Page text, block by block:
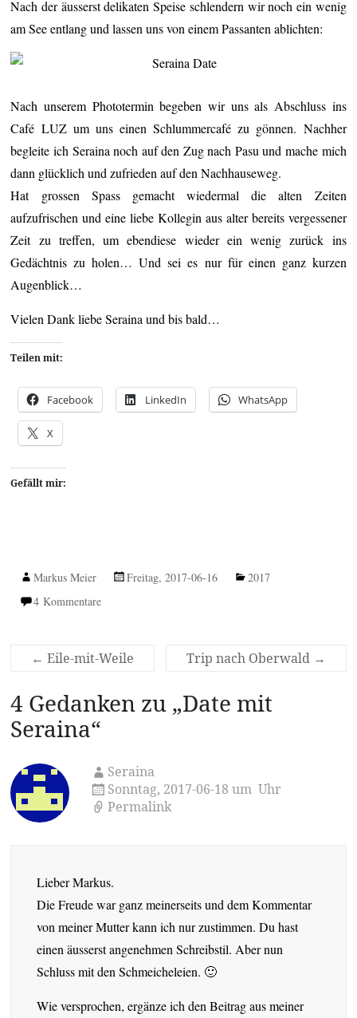
Nach der äusserst delikaten Speise schlendern wir noch ein wenig
am See entlang und lassen uns von einem Passanten ablichten:
Nach unserem Phototermin begeben wir uns als Abschluss ins
Café LUZ um uns einen Schlummercafé zu gönnen. Nachher
begleite ich Seraina noch auf den Zug nach Pasu und mache mich
dann glücklich und zufrieden auf den Nachhauseweg.
Hat grossen Spass gemacht wiedermal die alten Zeiten
aufzufrischen und eine liebe Kollegin aus alter bereits vergessener
Zeit zu treffen, um ebendiese wieder ein wenig zurück ins
Gedächtnis zu holen… Und sei es nur für einen ganz kurzen
Augenblick…
Vielen Dank liebe Seraina und bis bald…
Teilen mit:
Facebook LinkedIn WhatsApp
X
Gefällt mir:
Markus Meier Freitag, 2017-06-16
2017
4 Kommentare
← Eile-mit-Weile Trip nach Oberwald →
4 Gedanken zu „Date mit
Seraina“
Seraina
Sonntag, 2017-06-18 um Uhr
Permalink
Lieber Markus.
Die Freude war ganz meinerseits und dem Kommentar
von meiner Mutter kann ich nur zustimmen. Du hast
einen äusserst angenehmen Schreibstil. Aber nun
Schluss mit den Schmeicheleien. 🙂
Wie versprochen, ergänze ich den Beitrag aus meiner